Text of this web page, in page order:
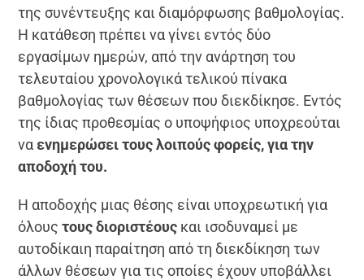
της συνέντευξης και διαμόρφωσης βαθμολογίας.
Η κατάθεση πρέπει να γίνει εντός δύο
εργασίμων ημερών, από την ανάρτηση του
τελευταίου χρονολογικά τελικού πίνακα
βαθμολογίας των θέσεων που διεκδίκησε. Εντός
της ίδιας προθεσμίας ο υποψήφιος υποχρεούται
να ενημερώσει τους λοιπούς φορείς, για την
αποδοχή του.
Η αποδοχής μιας θέσης είναι υποχρεωτική για
όλουςτους διοριστέους και ισοδυναμεί με
αυτοδίκαιη παραίτηση από τη διεκδίκηση των
άλλων θέσεων για τις οποίες έχουν υποβάλλει